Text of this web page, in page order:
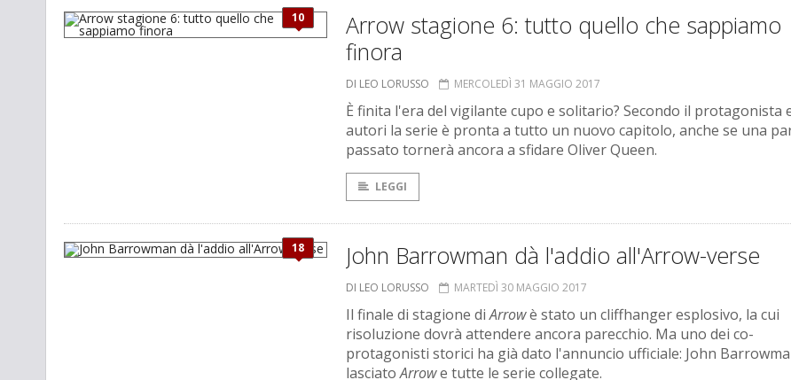
10
Arrow stagione 6: tutto quello che sappiamo
finora
DI LEO LORUSSO MERCOLEDÌ 31 MAGGIO 2017
È finita l'era del vigilante cupo e solitario? Secondo il protagonista
autori la serie è pronta a tutto un nuovo capitolo, anche se una
passato tornerà ancora a sfidare Oliver Queen.
LEGGI
18 John Barrowman dà l'addio all'Arrow-verse
DI LEO LORUSSO MARTEDÌ 30 MAGGIO 2017
Il finale di stagione diArrowè stato un cliffhanger esplosivo, la cui
risoluzione dovrà attendere ancora parecchio. Ma uno dei co-
protagonisti storici ha già dato l'annuncio ufficiale: John
lasciatoArrowe tutte le serie collegate.